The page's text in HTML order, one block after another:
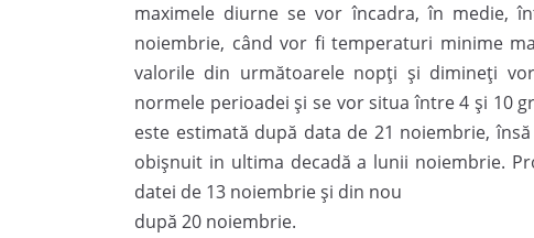
maximele diurne se vor încadra, în medie,
noiembrie, când vor fi temperaturi minime
valorile din următoarele nopți și dimineți
normele perioadei și se vor situa între 4 și 10
este estimată după data de 21 noiembrie,
obișnuit in ultima decadă a lunii noiembrie.
datei de 13 noiembrie și din nou
după 20 noiembrie.